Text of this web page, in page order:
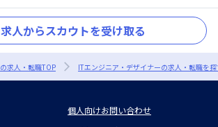
人からスカウトを受け取る
求人・転職TOP ITエンジニア・デザイナーの求人・転職を
個人向けお問い合わせ